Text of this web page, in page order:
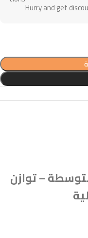
Hurry and get
– توازن